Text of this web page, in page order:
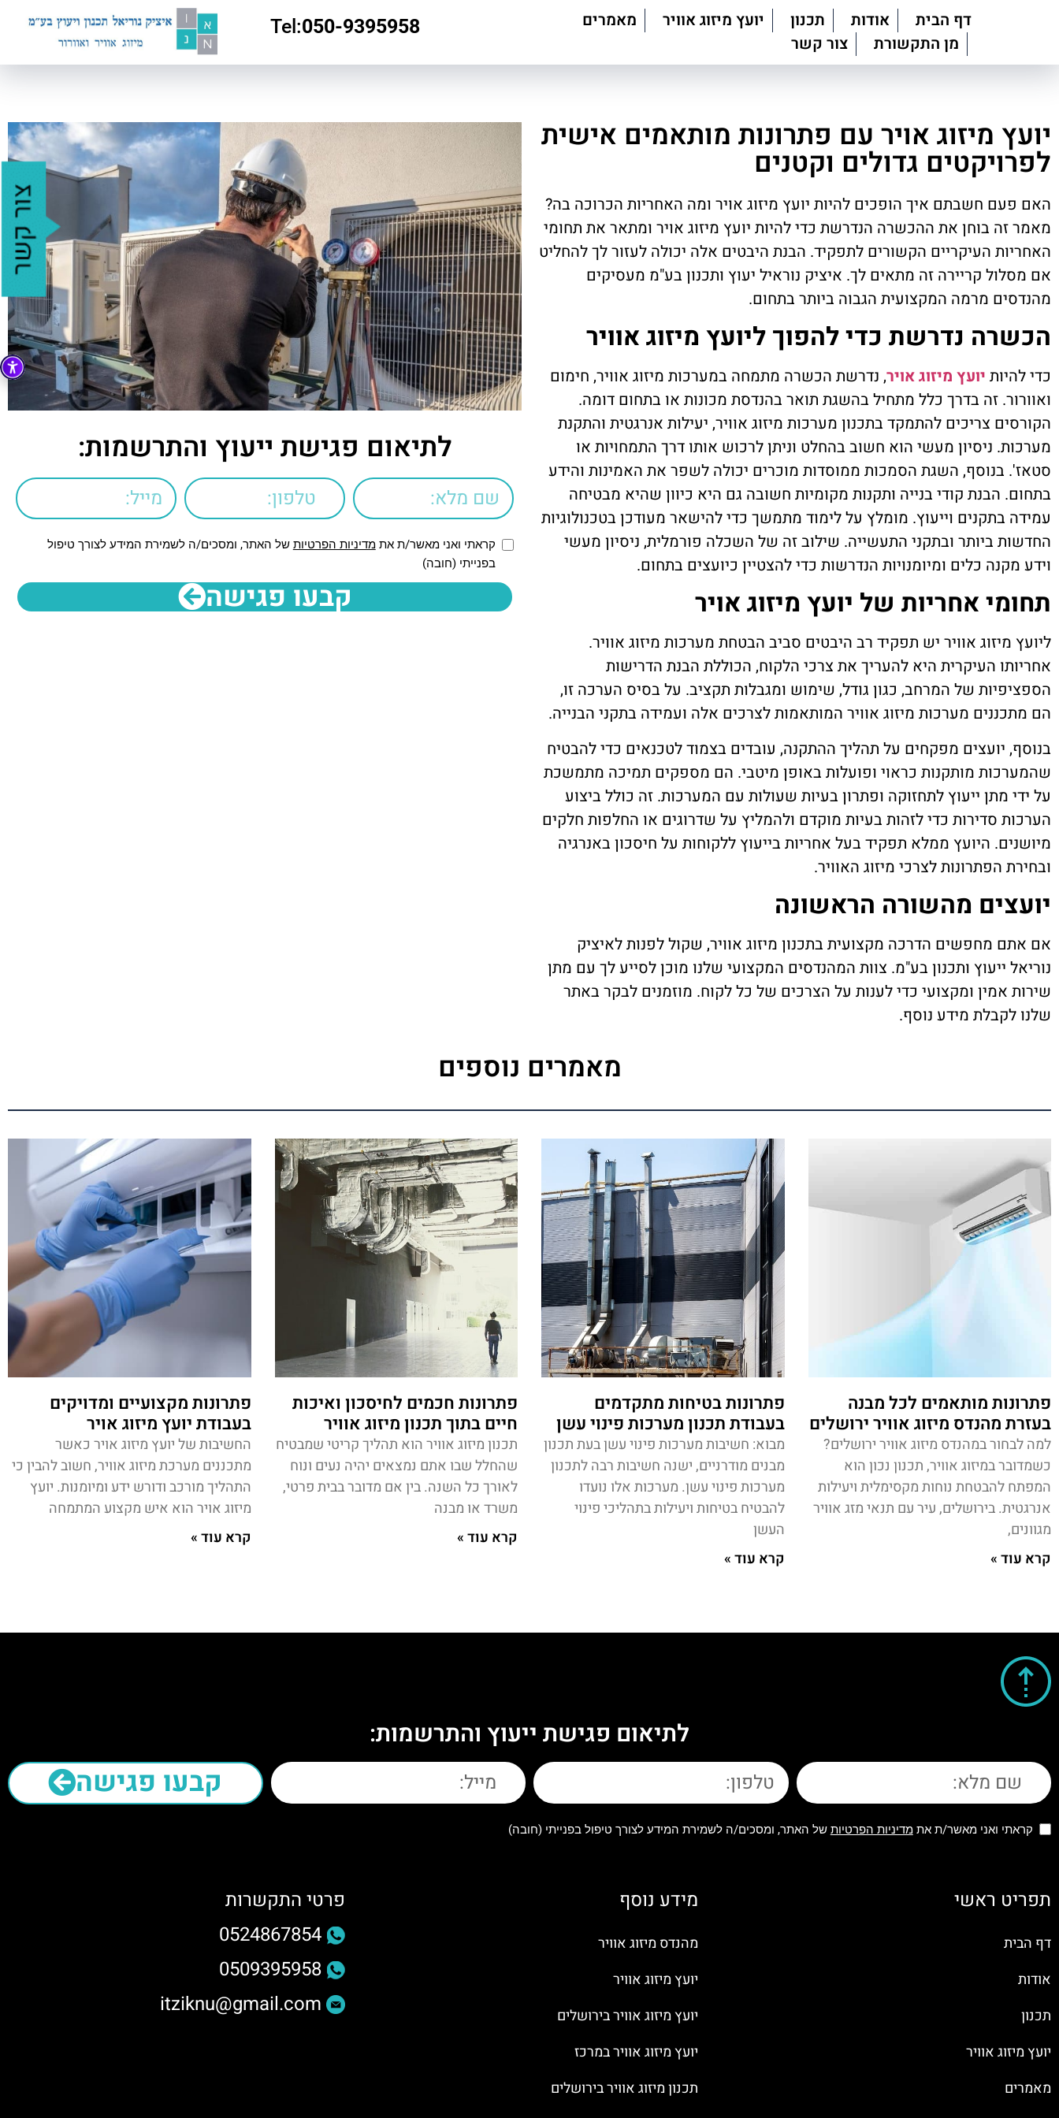
דף הבית אודות תכנון יועץ מיזוג אוויר
מאמרים
מן התקשורת
צור קשר
050-9395958
:Tel
יועץ מיזוג אויר עם פתרונות מותאמים אישית
לפרויקטים גדולים וקטנים
האם פעם חשבתם איך הופכים להיות יועץ מיזוג אויר ומה האחריות הכרוכה בה?
מאמר זה בוחן את ההכשרה הנדרשת כדי להיות יועץ מיזוג אויר ומתאר את תחומי
האחריות העיקריים הקשורים לתפקיד. הבנת היבטים אלה יכולה לעזור לך להחליט
אם מסלול קריירה זה מתאים לך. איציק נוראיל יעוץ ותכנון בע"מ מעסיקים
מהנדסים מרמה המקצועית הגבוה ביותר בתחום.
הכשרה נדרשת כדי להפוך ליועץ מיזוג אוויר
כדי להיות יועץ מיזוג אויר, נדרשת הכשרה מתמחה במערכות מיזוג אוויר, חימום
ואוורור. זה בדרך כלל מתחיל בהשגת תואר בהנדסת מכונות או בתחום דומה.
הקורסים צריכים להתמקד בתכנון מערכות מיזוג אוויר, יעילות אנרגטית והתקנת
מערכות. ניסיון מעשי הוא חשוב בהחלט וניתן לרכוש אותו דרך התמחויות או
סטאז'. בנוסף, השגת הסמכות ממוסדות מוכרים יכולה לשפר את האמינות והידע
בתחום. הבנת קודי בנייה ותקנות מקומיות חשובה גם היא כיוון שהיא מבטיחה
עמידה בתקנים וייעוץ. מומלץ על לימוד מתמשך כדי להישאר מעודכן בטכנולוגיות
החדשות ביותר ובתקני התעשייה. שילוב זה של השכלה פורמלית, ניסיון מעשי
וידע מקנה כלים ומיומנויות הנדרשות כדי להצטיין כיועצים בתחום.
תחומי אחריות של יועץ מיזוג אויר
ליועץ מיזוג אוויר יש תפקיד רב היבטים סביב הבטחת מערכות מיזוג אוויר.
אחריותו העיקרית היא להעריך את צרכי הלקוח, הכוללת הבנת הדרישות
הספציפיות של המרחב, כגון גודל, שימוש ומגבלות תקציב. על בסיס הערכה זו,
הם מתכננים מערכות מיזוג אוויר המותאמות לצרכים אלה ועמידה בתקני הבנייה.
בנוסף, יועצים מפקחים על תהליך ההתקנה, עובדים בצמוד לטכנאים כדי להבטיח
שהמערכות מותקנות כראוי ופועלות באופן מיטבי. הם מספקים תמיכה מתמשכת
על ידי מתן ייעוץ לתחזוקה ופתרון בעיות שעולות עם המערכות. זה כולל ביצוע
הערכות סדירות כדי לזהות בעיות מוקדם ולהמליץ על שדרוגים או החלפות חלקים
מיושנים. היועץ ממלא תפקיד בעל אחריות בייעוץ ללקוחות על חיסכון באנרגיה
ובחירת הפתרונות לצרכי מיזוג האוויר.
יועצים מהשורה הראשונה
אם אתם מחפשים הדרכה מקצועית בתכנון מיזוג אוויר, שקול לפנות לאיציק
נוריאל ייעוץ ותכנון בע"מ. צוות המהנדסים המקצועי שלנו מוכן לסייע לך עם מתן
שירות אמין ומקצועי כדי לענות על הצרכים של כל לקוח. מוזמנים לבקר באתר
שלנו לקבלת מידע נוסף.
לתיאום פגישת ייעוץ והתרשמות:
קראתי ואני מאשר/ת אתמדיניות הפרטיות של האתר, ומסכים/ה לשמירת המידע לצורך טיפול
בפנייתי (חובה)
קבעו פגישה
מאמרים נוספים
פתרונות מותאמים לכל מבנה
בעזרת מהנדס מיזוג אוויר ירושלים
למה לבחור במהנדס מיזוג אוויר ירושלים?
כשמדובר במיזוג אוויר, תכנון נכון הוא
המפתח להבטחת נוחות מקסימלית ויעילות
אנרגטית. בירושלים, עיר עם תנאי מזג אוויר
מגוונים,
קרא עוד »
פתרונות בטיחות מתקדמים
בעבודת תכנון מערכות פינוי עשן
מבוא: חשיבות מערכות פינוי עשן בעת תכנון
מבנים מודרניים, ישנה חשיבות רבה לתכנון
מערכות פינוי עשן. מערכות אלו נועדו
להבטיח בטיחות ויעילות בתהליכי פינוי
העשן
קרא עוד »
פתרונות חכמים לחיסכון ואיכות
חיים בתוך תכנון מיזוג אוויר
תכנון מיזוג אוויר הוא תהליך קריטי שמבטיח
שהחלל שבו אתם נמצאים יהיה נעים ונוח
לאורך כל השנה. בין אם מדובר בבית פרטי,
משרד או מבנה
קרא עוד »
פתרונות מקצועיים ומדויקים
בעבודת יועץ מיזוג אויר
החשיבות של יועץ מיזוג אויר כאשר
מתכננים מערכת מיזוג אוויר, חשוב להבין כי
התהליך מורכב ודורש ידע ומיומנות. יועץ
מיזוג אויר הוא איש מקצוע המתמחה
קרא עוד »
לתיאום פגישת ייעוץ והתרשמות:
קראתי ואני מאשר/ת אתמדיניות הפרטיות של האתר, ומסכים/ה לשמירת המידע לצורך טיפול בפנייתי (חובה)
קבעו פגישה
תפריט ראשי
דף הבית
אודות
תכנון
יועץ מיזוג אוויר
מאמרים
מידע נוסף
מהנדס מיזוג אוויר
יועץ מיזוג אוויר
יועץ מיזוג אוויר בירושלים
יועץ מיזוג אוויר במרכז
תכנון מיזוג אוויר בירושלים
פרטי התקשרות
0524867854
0509395958
itziknu@gmail.com